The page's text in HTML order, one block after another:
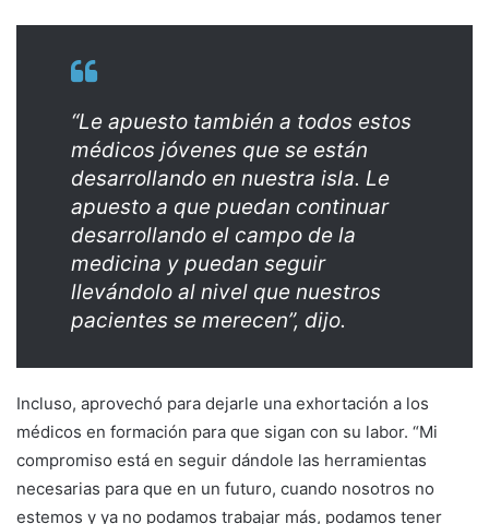
“Le apuesto también a todos estos
médicos jóvenes que se están
desarrollando en nuestra isla. Le
apuesto a que puedan continuar
desarrollando el campo de la
medicina y puedan seguir
llevándolo al nivel que nuestros
pacientes se merecen”, dijo.
Incluso, aprovechó para dejarle una exhortación a los
médicos en formación para que sigan con su labor. “Mi
compromiso está en seguir dándole las herramientas
necesarias para que en un futuro, cuando nosotros no
estemos y ya no podamos trabajar más, podamos tener